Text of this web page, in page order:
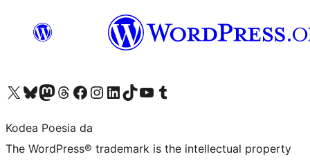
Visit our X (formerly Twitter) account
Visit our Bluesky account
Visit our Mastodon account
Visit our Threads account
Bisitatu gure Facebook orrialdea
Visit our Instagram account
Visit our LinkedIn account
Visit our TikTok account
Visit our YouTube channel
Visit our Tumblr account
Kodea Poesia da
The WordPress® trademark is the intellectual property